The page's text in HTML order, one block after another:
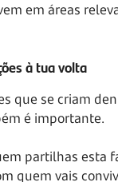
em áreas
à tua volta
que se criam
é importante.
partilhas esta
quem vais